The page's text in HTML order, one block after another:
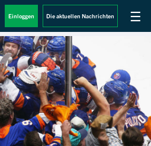
☰
Die aktuellen Nachrichten
Einloggen